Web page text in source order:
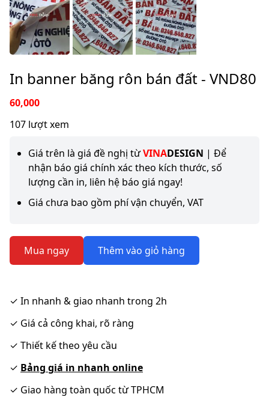
In banner băng rôn bán đất - VND80
60,000
107 lượt xem
Giá trên là giá đề nghị từVINADESIGN | Để
nhận báo giá chính xác theo kích thước, số
lượng cần in, liên hệ báo giá ngay!
Giá chưa bao gồm phí vận chuyển, VAT
Mua ngay Thêm vào giỏ hàng
✓ In nhanh & giao nhanh trong 2h
✓ Giá cả công khai, rõ ràng
✓ Thiết kế theo yêu cầu
✓ Bảng giá in nhanh online
✓ Giao hàng toàn quốc từ TPHCM